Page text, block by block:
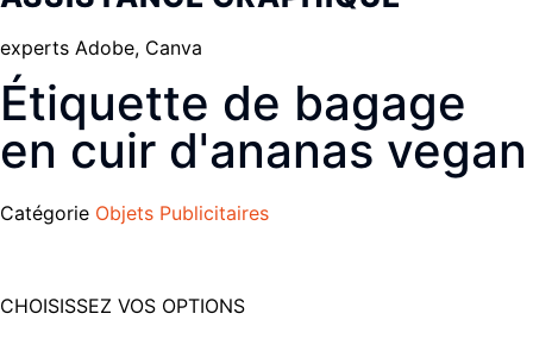
experts Adobe, Canva
Étiquette de bagage
en cuir d'ananas vegan
Catégorie Objets Publicitaires
CHOISISSEZ VOS OPTIONS